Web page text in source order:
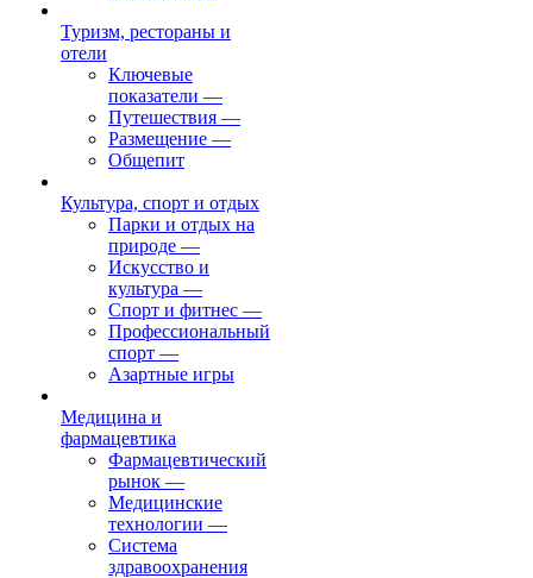
Туризм, рестораны и
отели
Ключевые
показатели —
Путешествия —
Размещение —
Общепит
Культура, спорт и отдых
Парки и отдых на
природе —
Искусство и
культура —
Спорт и фитнес —
Профессиональный
спорт —
Азартные игры
Медицина и
фармацевтика
Фармацевтический
рынок —
Медицинские
технологии —
Система
здравоохранения